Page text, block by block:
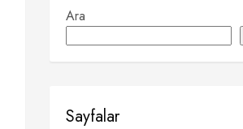
Ara
Sayfalar